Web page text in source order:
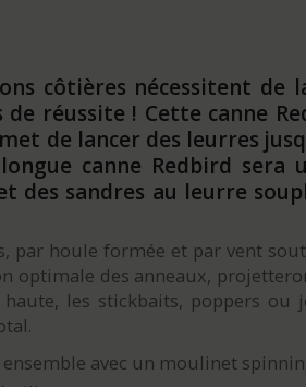
côtières nécessitent de
réussite ! Cette canne
de lancer des leurres
canne Redbird
des sandres au leurre
par houle formée et par vent
optimale des anneaux,
haute, les stickbaits, poppers
avec un moulinet